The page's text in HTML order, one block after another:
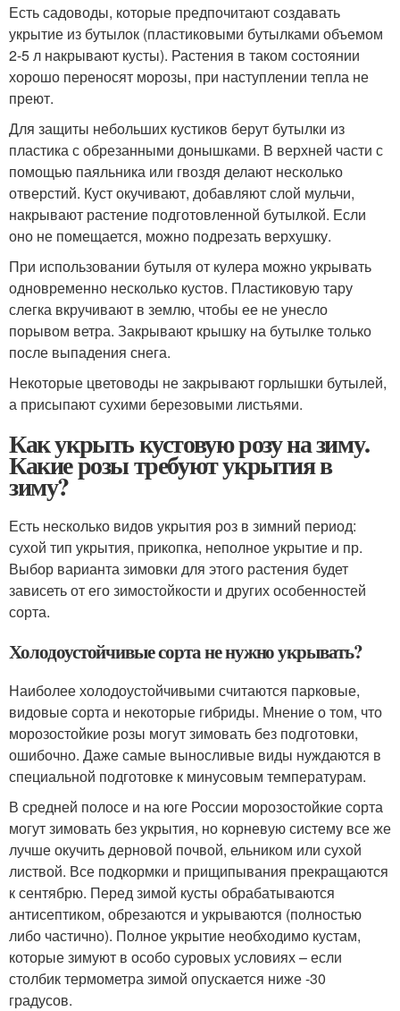
Есть садоводы, которые предпочитают создавать
укрытие из бутылок (пластиковыми бутылками объемом
2-5 л накрывают кусты). Растения в таком состоянии
хорошо переносят морозы, при наступлении тепла не
преют.
Для защиты небольших кустиков берут бутылки из
пластика с обрезанными донышками. В верхней части с
помощью паяльника или гвоздя делают несколько
отверстий. Куст окучивают, добавляют слой мульчи,
накрывают растение подготовленной бутылкой. Если
оно не помещается, можно подрезать верхушку.
При использовании бутыля от кулера можно укрывать
одновременно несколько кустов. Пластиковую тару
слегка вкручивают в землю, чтобы ее не унесло
порывом ветра. Закрывают крышку на бутылке только
после выпадения снега.
Некоторые цветоводы не закрывают горлышки бутылей,
а присыпают сухими березовыми листьями.
Как укрыть кустовую розу на зиму.
Какие розы требуют укрытия в
зиму?
Есть несколько видов укрытия роз в зимний период:
сухой тип укрытия, прикопка, неполное укрытие и пр.
Выбор варианта зимовки для этого растения будет
зависеть от его зимостойкости и других особенностей
сорта.
Холодоустойчивые сорта не нужно укрывать?
Наиболее холодоустойчивыми считаются парковые,
видовые сорта и некоторые гибриды. Мнение о том, что
морозостойкие розы могут зимовать без подготовки,
ошибочно. Даже самые выносливые виды нуждаются в
специальной подготовке к минусовым температурам.
В средней полосе и на юге России морозостойкие сорта
могут зимовать без укрытия, но корневую систему все же
лучше окучить дерновой почвой, ельником или сухой
листвой. Все подкормки и прищипывания прекращаются
к сентябрю. Перед зимой кусты обрабатываются
антисептиком, обрезаются и укрываются (полностью
либо частично). Полное укрытие необходимо кустам,
которые зимуют в особо суровых условиях – если
столбик термометра зимой опускается ниже -30
градусов.